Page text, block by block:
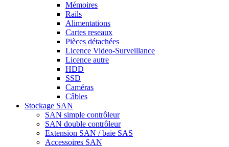
Mémoires
Rails
Alimentations
Cartes reseaux
Pièces détachées
Licence Video-Surveillance
Licence autre
HDD
SSD
Caméras
Câbles
Stockage SAN
SAN simple contrôleur
SAN double contrôleur
Extension SAN / baie SAS
Accessoires SAN